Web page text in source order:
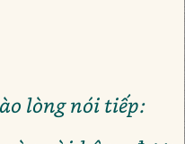
lòng nói tiếp: